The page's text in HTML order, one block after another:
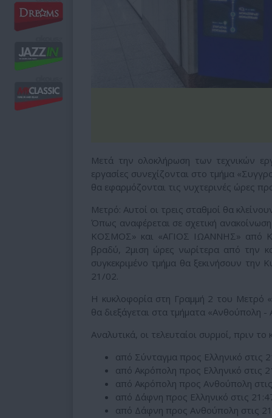
Μετά την ολοκλήρωση των τεχνικών
εργασίες συνεχίζονται στο τμήμα
θα εφαρμόζονται τις νυχτερινές ώρες
Μετρό: Αυτοί οι τρεις σταθμοί θα
Όπως αναφέρεται σε σχετική
ΚΟΣΜΟΣ» και «ΑΓΙΟΣ ΙΩΑΝΝΗΣ» από
βραδύ, 2μιση ώρες νωρίτερα από την
συγκεκριμένο τμήμα θα ξεκινήσουν την
21/02.
Η κυκλοφορία στη Γραμμή 2 του Μετρό
θα διεξάγεται στα τμήματα «Ανθούπολη
Αναλυτικά, οι τελευταίοι συρμοί, πριν
από Σύνταγμα προς Ελληνικό στις
από Ακρόπολη προς Ελληνικό στις
από Ακρόπολη προς Ανθούπολη
από Δάφνη προς Ελληνικό στις
από Δάφνη προς Ανθούπολη στις